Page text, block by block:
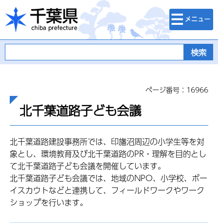
千葉県
検索・メニュ
ー
ページ番号：16966
北千葉道路子ども会議
北千葉道路建設事務所では、印旛沼周辺の小学生等を対
象とし、環境教育及び北千葉道路のPR・理解を目的とし
て北千葉道路子ども会議を開催しています。
北千葉道路子ども会議では、地域のNPO、小学校、ボー
イスカウトなどと連携して、フィールドワークやワーク
ショップを行います。